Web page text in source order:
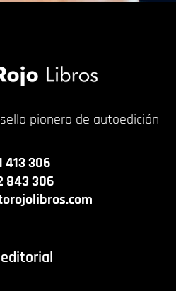
pionero de autoedición
413 306
843 306